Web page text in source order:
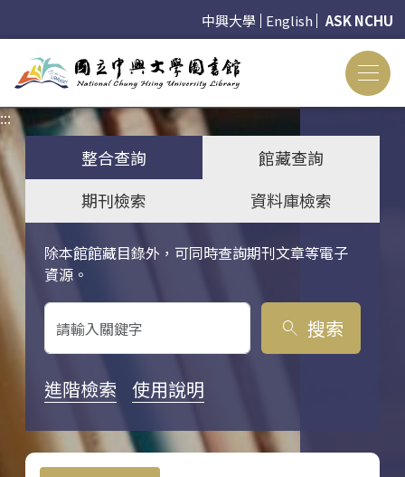
中興大學 English ASK NCHU
:::
整合查詢
館藏查詢
期刊檢索
資料庫檢索
除本館館藏目錄外，可同時查詢期刊文章等電子
資源。
關鍵字搜尋
search 搜索
進階檢索 使用說明